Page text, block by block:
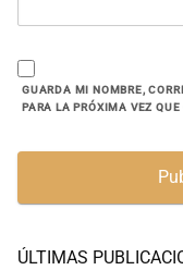
GUARDA MI NOMBRE,
PARA LA PRÓXIMA VEZ
ÚLTIMAS